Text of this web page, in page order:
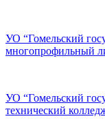
УО “Гомельский
многопрофильный
УО “Гомельский
технический